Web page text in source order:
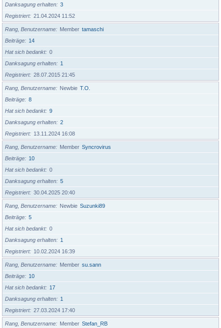
Danksagung erhalten
3
Registriert
21.04.2024 11:52
Rang, Benutzername Member tamaschi
Beiträge
14
Hat sich bedankt
0
Danksagung erhalten
1
Registriert
28.07.2015 21:45
Rang, Benutzername Newbie T.O.
Beiträge
8
Hat sich bedankt
9
Danksagung erhalten
2
Registriert
13.11.2024 16:08
Rang, Benutzername Member Syncrovirus
Beiträge
10
Hat sich bedankt
0
Danksagung erhalten
5
Registriert
30.04.2025 20:40
Rang, Benutzername Newbie Suzunki89
Beiträge
5
Hat sich bedankt
0
Danksagung erhalten
1
Registriert
10.02.2024 16:39
Rang, Benutzername Member su.sann
Beiträge
10
Hat sich bedankt
17
Danksagung erhalten
1
Registriert
27.03.2024 17:40
Rang, Benutzername Member Stefan_RB